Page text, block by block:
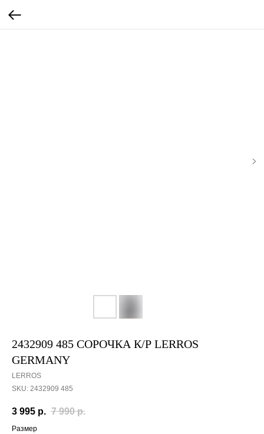
2432909 485 СОРОЧКА К/Р LERROS
GERMANY
LERROS
SKU: 2432909 485
3 995 р. 7 990 р.
Размер